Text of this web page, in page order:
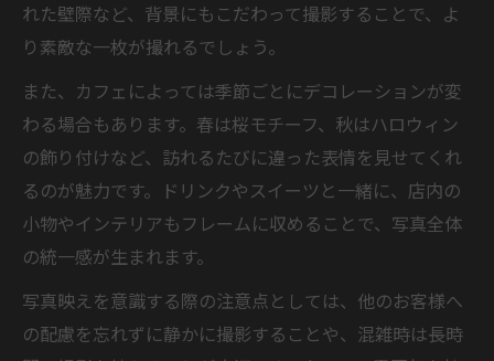
れた壁際など、背景にもこだわって撮影することで、よ
り素敵な一枚が撮れるでしょう。
また、カフェによっては季節ごとにデコレーションが変
わる場合もあります。春は桜モチーフ、秋はハロウィン
の飾り付けなど、訪れるたびに違った表情を見せてくれ
るのが魅力です。ドリンクやスイーツと一緒に、店内の
小物やインテリアもフレームに収めることで、写真全体
の統一感が生まれます。
写真映えを意識する際の注意点としては、他のお客様へ
の配慮を忘れずに静かに撮影することや、混雑時は長時